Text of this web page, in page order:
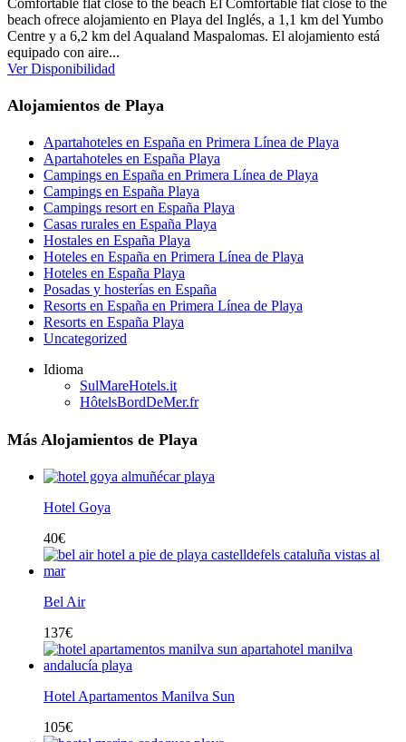
Comfortable flat close to the beach El Comfortable flat close to the
beach ofrece alojamiento en Playa del Inglés, a 1,1 km del Yumbo
Centre y a 6,2 km del Aqualand Maspalomas. El alojamiento está
equipado con aire...
Ver Disponibilidad
Alojamientos de Playa
Apartahoteles en España en Primera Línea de Playa
Apartahoteles en España Playa
Campings en España en Primera Línea de Playa
Campings en España Playa
Campings resort en España Playa
Casas rurales en España Playa
Hostales en España Playa
Hoteles en España en Primera Línea de Playa
Hoteles en España Playa
Posadas y hosterías en España
Resorts en España en Primera Línea de Playa
Resorts en España Playa
Uncategorized
Idioma
SulMareHotels.it
HôtelsBordDeMer.fr
Más Alojamientos de Playa
Hotel Goya
40€
Bel Air
137€
Hotel Apartamentos Manilva Sun
105€